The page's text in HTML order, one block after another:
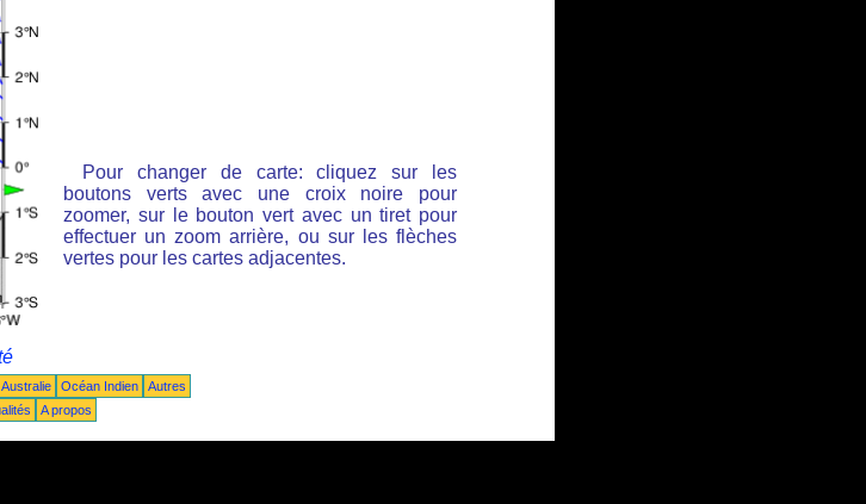
Pour changer de carte: cliquez sur les
boutons verts avec une croix noire pour
zoomer, sur le bouton vert avec un tiret pour
effectuer un zoom arrière, ou sur les flèches
vertes pour les cartes adjacentes.
Australie Océan Indien
Autres
A propos